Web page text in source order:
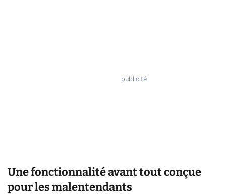
Une fonctionnalité avant tout conçue
pour les malentendants